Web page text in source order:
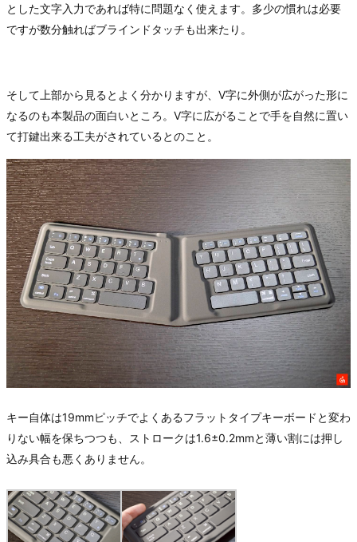
とした文字入力であれば特に問題なく使えます。多少の慣れは必要
ですが数分触ればブラインドタッチも出来たり。
そして上部から見るとよく分かりますが、V字に外側が広がった形に
なるのも本製品の面白いところ。V字に広がることで手を自然に置い
て打鍵出来る工夫がされているとのこと。
キー自体は19mmピッチでよくあるフラットタイプキーボードと変わ
りない幅を保ちつつも、ストロークは1.6±0.2mmと薄い割には押し
込み具合も悪くありません。